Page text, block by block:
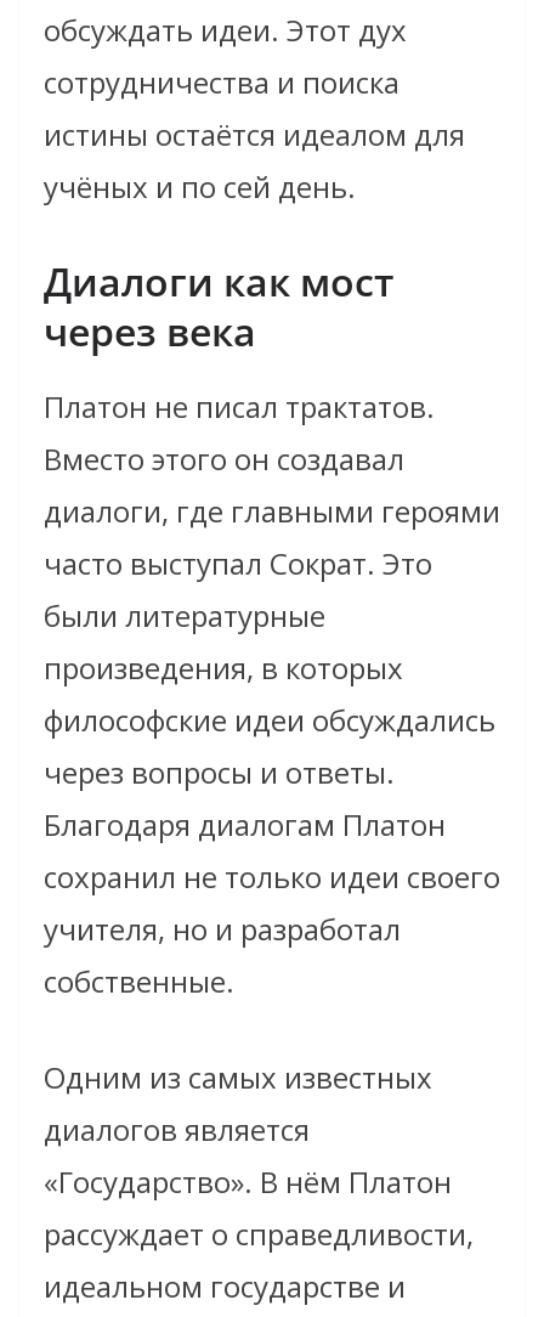
обсуждать идеи. Этот дух
сотрудничества и поиска
истины остаётся идеалом для
учёных и по сей день.
Диалоги как мост
через века
Платон не писал трактатов.
Вместо этого он создавал
диалоги, где главными героями
часто выступал Сократ. Это
были литературные
произведения, в которых
философские идеи обсуждались
через вопросы и ответы.
Благодаря диалогам Платон
сохранил не только идеи своего
учителя, но и разработал
собственные.
Одним из самых известных
диалогов является
«Государство». В нём Платон
рассуждает о справедливости,
идеальном государстве и